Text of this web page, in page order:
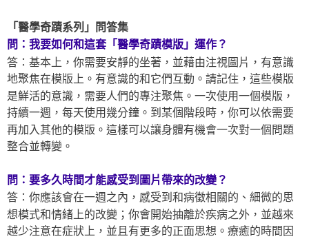
「醫學奇蹟系列」問答集
問：我要如何和這套「醫學奇蹟模版」運作？
答：基本上，你需要安靜的坐著，並藉由注視圖片，有意識
地聚焦在模版上。有意識的和它們互動。請記住，這些模版
是鮮活的意識，需要人們的專注聚焦。一次使用一個模版，
持續一週，每天使用幾分鐘。到某個階段時，你可以依需要
再加入其他的模版。這樣可以讓身體有機會一次對一個問題
整合並轉變。
問：要多久時間才能感受到圖片帶來的改變？
答：你應該會在一週之內，感受到和病徵相關的、細微的思
想模式和情緒上的改變；你會開始抽離於疾病之外，並越來
越少注意在症狀上，並且有更多的正面思想。療癒的時間因